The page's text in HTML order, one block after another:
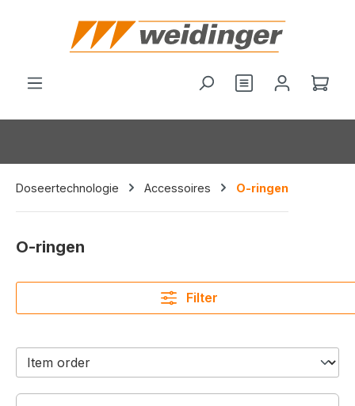
Je hebt 0 items
Doseertechnologie Accessoires O-ringen
O-ringen
Filter